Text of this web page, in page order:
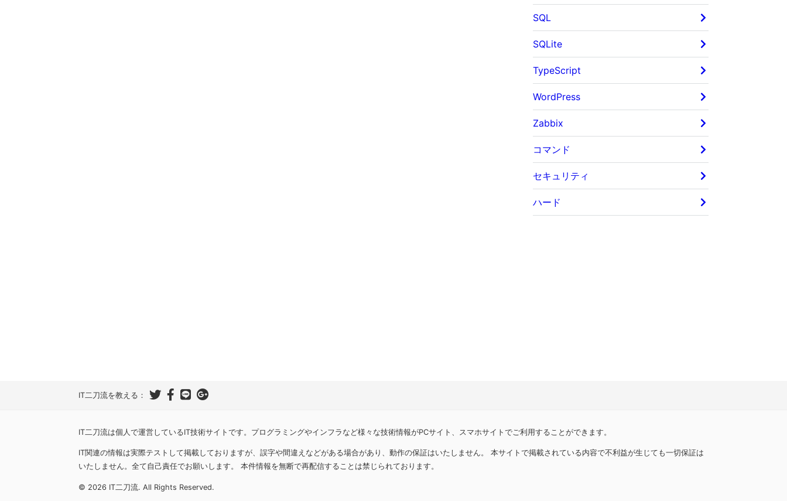
SQL
SQLite
TypeScript
WordPress
Zabbix
コマンド
セキュリティ
ハード
IT二刀流を教える：
IT二刀流は個人で運営しているIT技術サイトです。プログラミングやインフラなど様々な技術情報がPCサイト、スマホサイトでご利用することができます。
IT関連の情報は実際テストして掲載しておりますが、誤字や間違えなどがある場合があり、動作の保証はいたしません。 本サイトで掲載されている内容で不利益が生じても一切保証は
いたしません。全て自己責任でお願いします。 本件情報を無断で再配信することは禁じられております。
© 2026 IT二刀流. All Rights Reserved.